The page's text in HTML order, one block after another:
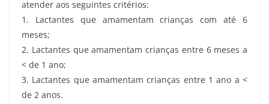
atender aos seguintes critérios:
1. Lactantes que amamentam crianças com até 6
meses;
2. Lactantes que amamentam crianças entre 6 meses a
< de 1 ano;
3. Lactantes que amamentam crianças entre 1 ano a <
de 2 anos.